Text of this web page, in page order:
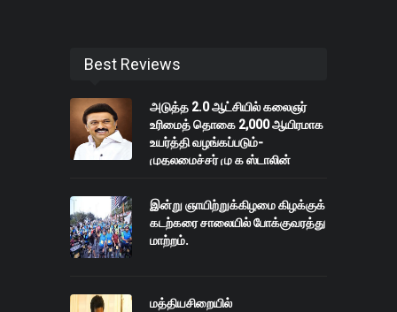
Best Reviews
அடுத்த 2.0 ஆட்சியில் கலைஞர்
உரிமைத் தொகை 2,000 ஆயிரமாக
உயர்த்தி வழங்கப்படும்-
முதலமைச்சர் மு க ஸ்டாலின்
இன்று ஞாயிற்றுக்கிழமை கிழக்குக்
கடற்கரை சாலையில் போக்குவரத்து
மாற்றம்.
மத்தியசிறையில்